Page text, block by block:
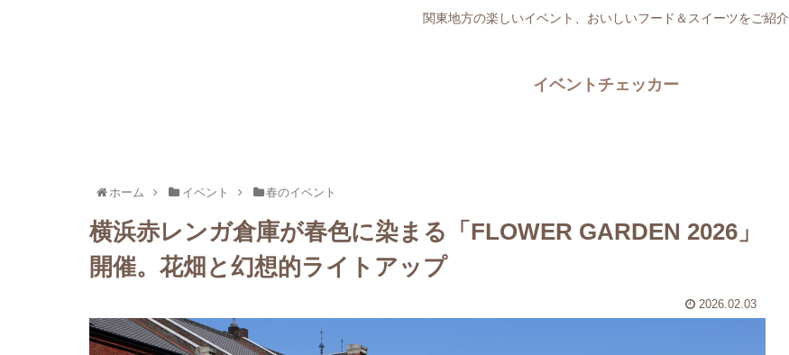
関東地方の楽しいイベント、おいしいフード＆スイーツをご紹介
イベントチェッカー
ホーム イベント 春のイベント
横浜赤レンガ倉庫が春色に染まる「FLOWER GARDEN 2026」
開催。花畑と幻想的ライトアップ
2026.02.03